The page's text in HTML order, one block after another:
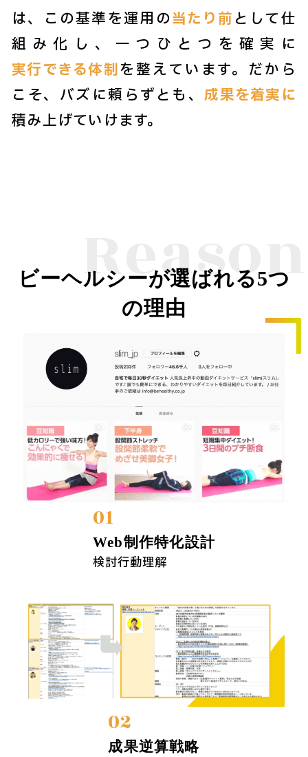
は、この基準を運用の当たり前として仕
組み化し、一つひとつを確実に
実行できる体制を整えています。だから
こそ、バズに頼らずとも、成果を着実に
積み上げていけます。
Reason
ビーヘルシーが選ばれる5つ
の理由
01
Web制作特化設計
検討行動理解
02
成果逆算戦略